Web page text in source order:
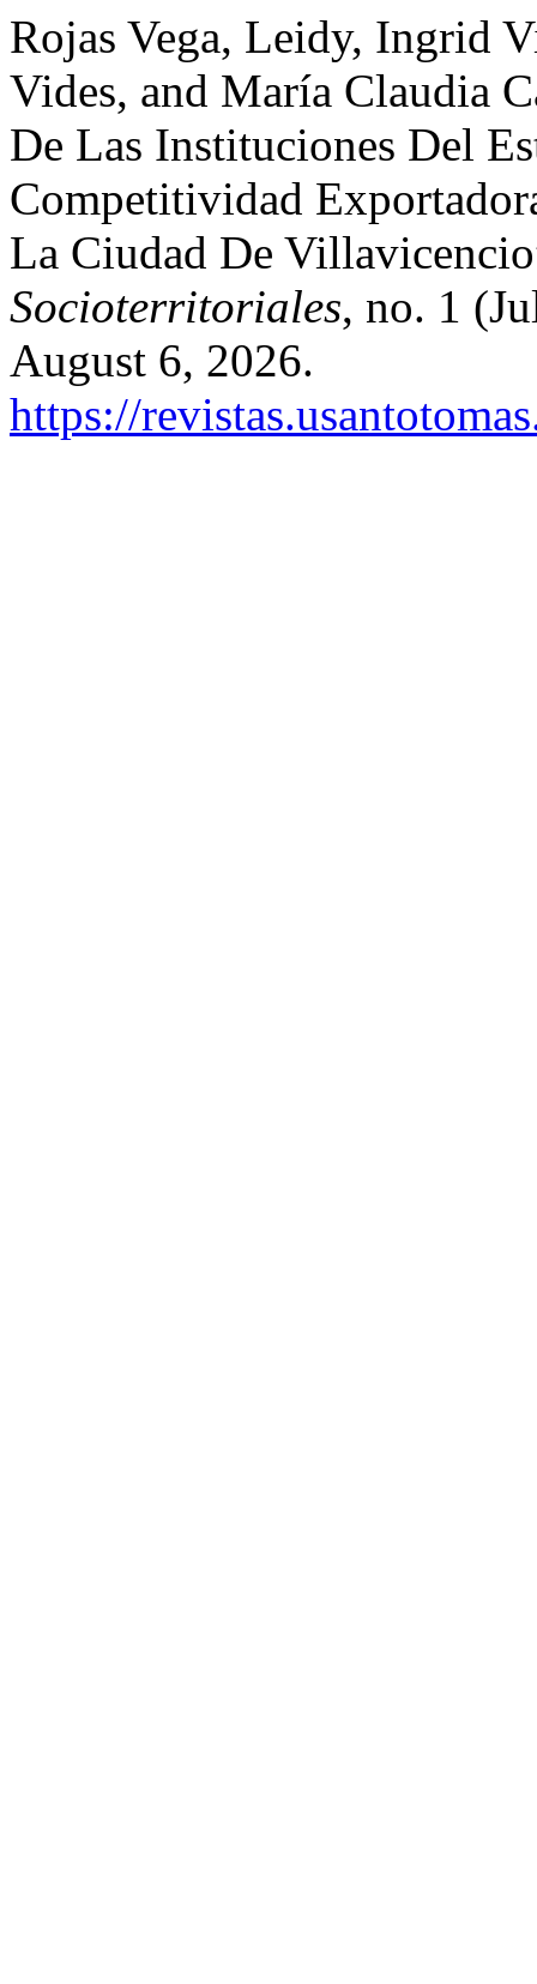
Rojas Vega, Leidy, Ingrid
Vides, and María Claudia
De Las Instituciones Del
Competitividad
La Ciudad De
Socioterritoriales, no. 1
August 6, 2026.
https://